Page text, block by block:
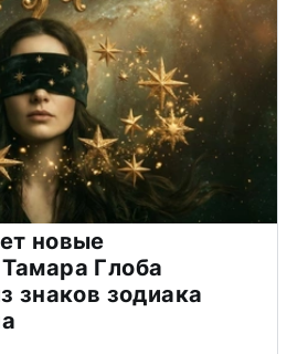
новые
Глоба
знаков зодиака